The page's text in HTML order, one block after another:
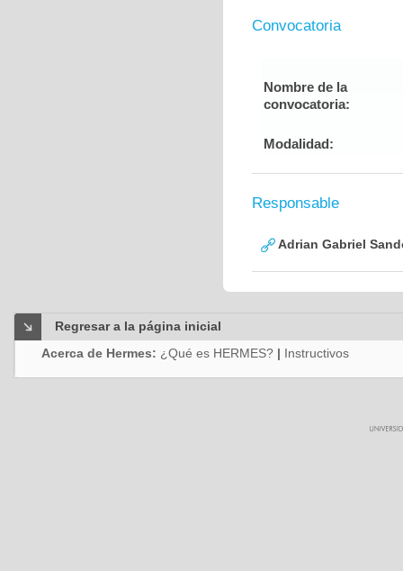
Convocatoria
Nombre de la
convocatoria:
Modalidad:
Responsable
Adrian Gabriel
Regresar a la página inicial
Acerca de Hermes: ¿Qué es HERMES? | Instructivos